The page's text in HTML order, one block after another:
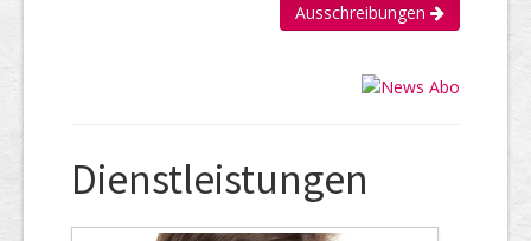
Ausschreibungen
Dienstleistungen